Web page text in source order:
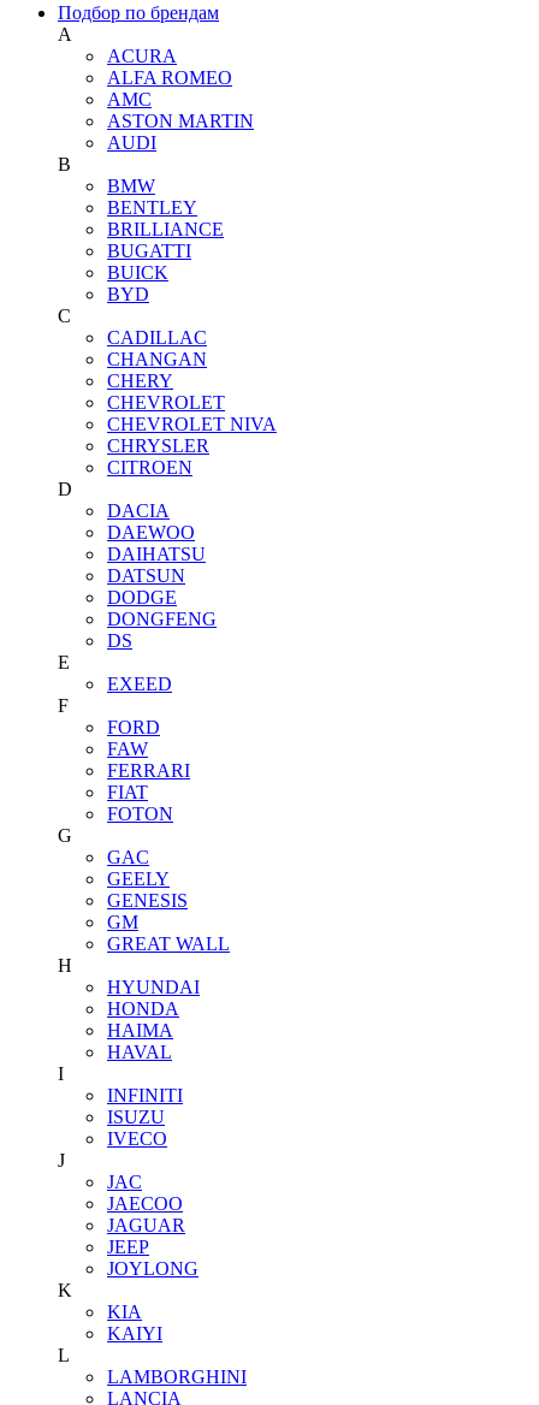
Подбор по брендам
A
ACURA
ALFA ROMEO
AMC
ASTON MARTIN
AUDI
B
BMW
BENTLEY
BRILLIANCE
BUGATTI
BUICK
BYD
C
CADILLAC
CHANGAN
CHERY
CHEVROLET
CHEVROLET NIVA
CHRYSLER
CITROEN
D
DACIA
DAEWOO
DAIHATSU
DATSUN
DODGE
DONGFENG
DS
E
EXEED
F
FORD
FAW
FERRARI
FIAT
FOTON
G
GAC
GEELY
GENESIS
GM
GREAT WALL
H
HYUNDAI
HONDA
HAIMA
HAVAL
I
INFINITI
ISUZU
IVECO
J
JAC
JAECOO
JAGUAR
JEEP
JOYLONG
K
KIA
KAIYI
L
LAMBORGHINI
LANCIA